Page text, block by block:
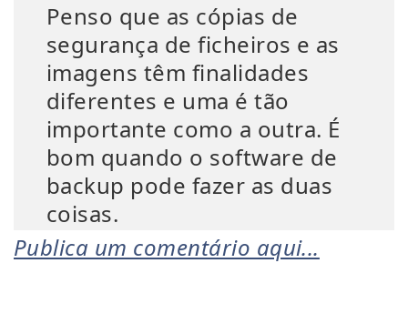
Penso que as cópias de
segurança de ficheiros e as
imagens têm finalidades
diferentes e uma é tão
importante como a outra. É
bom quando o software de
backup pode fazer as duas
coisas.
Publica um comentário aqui...